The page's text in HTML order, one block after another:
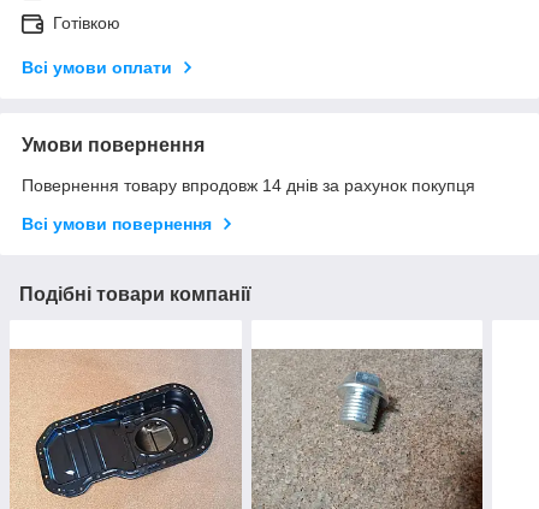
Готівкою
Всі умови оплати
Умови повернення
Повернення товару впродовж 14 днів за рахунок покупця
Всі умови повернення
Подібні товари компанії